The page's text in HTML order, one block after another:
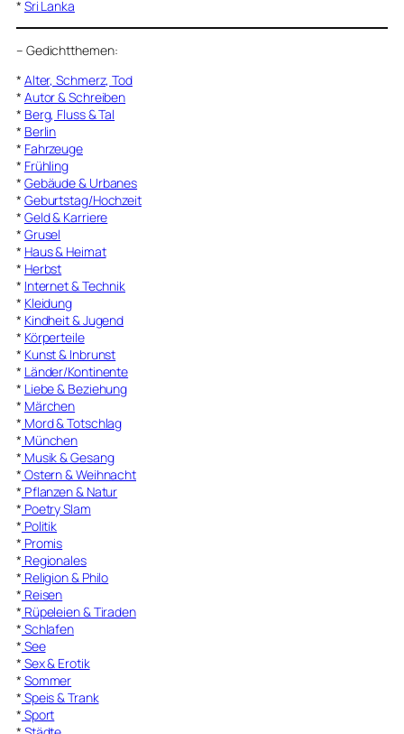
* Sri Lanka
– Gedichtthemen:
* Alter, Schmerz, Tod
* Autor & Schreiben
* Berg, Fluss & Tal
* Berlin
* Fahrzeuge
* Frühling
* Gebäude & Urbanes
* Geburtstag/Hochzeit
* Geld & Karriere
* Grusel
* Haus & Heimat
* Herbst
* Internet & Technik
* Kleidung
* Kindheit & Jugend
* Körperteile
* Kunst & Inbrunst
* Länder/Kontinente
* Liebe & Beziehung
* Märchen
* Mord & Totschlag
* München
* Musik & Gesang
* Ostern & Weihnacht
* Pflanzen & Natur
* Poetry Slam
* Politik
* Promis
* Regionales
* Religion & Philo
* Reisen
* Rüpeleien & Tiraden
* Schlafen
* See
* Sex & Erotik
* Sommer
* Speis & Trank
* Sport